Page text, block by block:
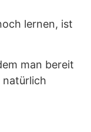
lernen, ist
man bereit
natürlich